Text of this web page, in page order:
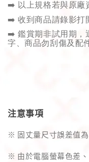
➡️ 以上規格若與原廠
➡️ 收到商品請錄影打
➡️ 鑑賞期非試用期，
字、商品勿刮傷及配
注意事項
※ 固丈量尺寸誤差值
※ 由於電腦螢幕色差